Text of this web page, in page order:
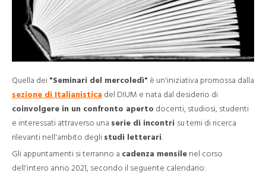
Quella dei "Seminari del mercoledì" è un'iniziativa promossa dalla
sezione di Italianistica del DIUM e nata dal desiderio di
coinvolgere in un confronto aperto docenti, studiosi, studenti
e interessati attraverso una serie di incontri su temi di ricerca
rilevanti nell'ambito degli studi letterari.
Gli appuntamenti si terranno a cadenza mensile nel corso
dell'intero anno 2021, secondo il seguente calendario: